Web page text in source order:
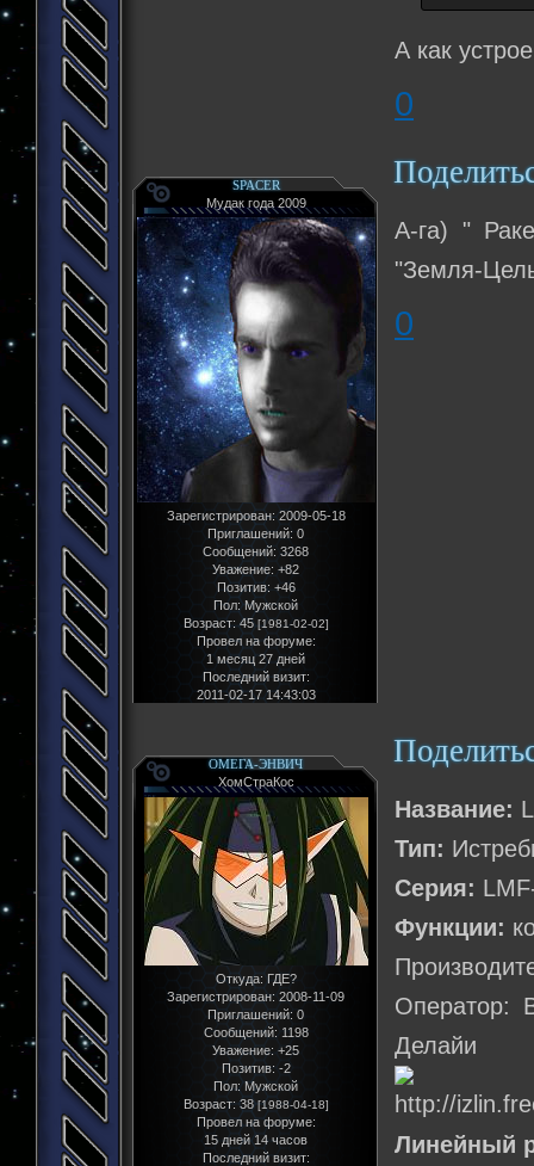
А как
0
SPACER
Мудак года 2009
Зарегистрирован: 2009-05-18
Приглашений: 0
Сообщений: 3268
Уважение: +82
Позитив: +46
Пол:Мужской
Возраст: 45 [1981-02-02]
Провел на форуме:
1 месяц 27 дней
Последний визит:
2011-02-17 14:43:03
А-га) "
"Земля-
0
ОМЕГА-ЭНВИЧ
ХомСтраКос
Откуда: ГДЕ?
Зарегистрирован: 2008-11-09
Приглашений: 0
Сообщений: 1198
Уважение: +25
Позитив: -2
Пол: Мужской
Возраст: 38[1988-04-18]
Провел на форуме:
15 дней 14 часов
Последний визит:
Название:
Тип:
Серия:
Функции:
Оператор:
Делайи
Линейный